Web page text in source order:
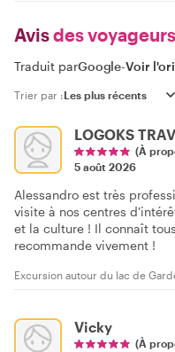
Avisdes voyageurs
Traduit parGoogle-Voir
Trier par :
LOGOKS
(À
5 août 2026
Alessandro est très
visite à nos centres
et la culture ! Il connaît
recommande vivement !
Excursion autour du lac de
Vicky
(À